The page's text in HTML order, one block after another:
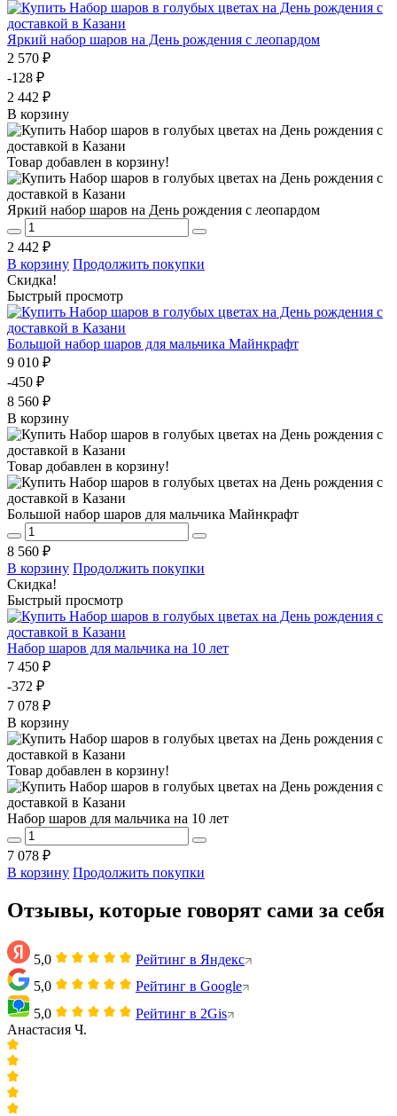
Яркий набор шаров на День рождения с леопардом
2 570 ₽
-128 ₽
2 442 ₽
В корзину
Товар добавлен в корзину!
Яркий набор шаров на День рождения с леопардом
2 442 ₽
В корзину Продолжить покупки
Скидка!
Быстрый просмотр
Большой набор шаров для мальчика Майнкрафт
9 010 ₽
-450 ₽
8 560 ₽
В корзину
Товар добавлен в корзину!
Большой набор шаров для мальчика Майнкрафт
8 560 ₽
В корзину Продолжить покупки
Скидка!
Быстрый просмотр
Набор шаров для мальчика на 10 лет
7 450 ₽
-372 ₽
7 078 ₽
В корзину
Товар добавлен в корзину!
Набор шаров для мальчика на 10 лет
7 078 ₽
В корзину Продолжить покупки
Отзывы, которые говорят сами за себя
5,0
Рейтинг в Яндекс
5,0
Рейтинг в Google
5,0
Рейтинг в 2Gis
Анастасия Ч.